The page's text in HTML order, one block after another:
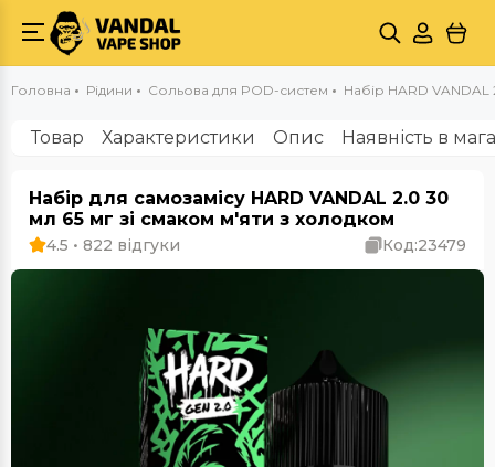
Головна Рідини Сольова для POD-систем Набір HARD
Товар Характеристики Опис Наявність в
Набір для самозамісу HARD VANDAL 2.0 30
мл 65 мг зі смаком м'яти з холодком
4.5 • 822 відгуки Код:23479